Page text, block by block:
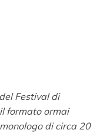
Festival di
formato ormai
di circa 20